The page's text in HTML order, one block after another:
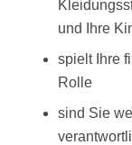
und Ihre
spielt Ihre
Rolle
sind Sie